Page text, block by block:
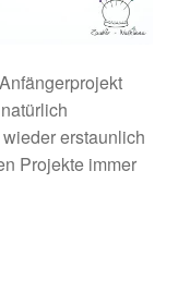
erstaunlich
Projekte immer